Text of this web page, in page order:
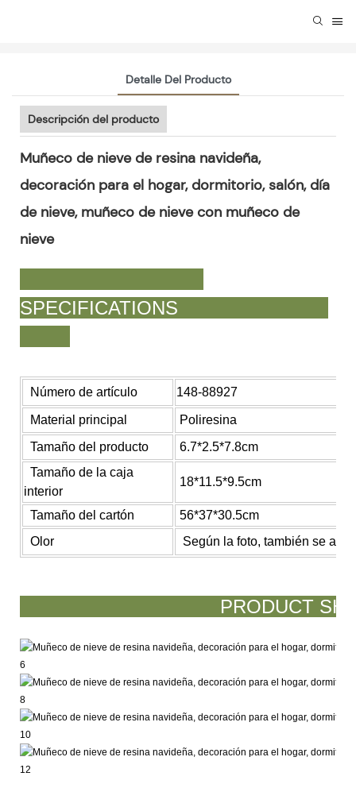
Detalle Del Producto
Descripción del producto
Muñeco de nieve de resina navideña,
decoración para el hogar, dormitorio, salón, día
de nieve, muñeco de nieve con muñeco de
nieve
SPECIFICATIONS
Número de artículo 148-88927
Material principal
Poliresina
Tamaño del producto
6.7*2.5*7.8cm
Tamaño de la caja
interior
18*11.5*9.5cm
Tamaño del cartón
56*37*30.5cm
Olor
Según la foto, también se
PRODUCT